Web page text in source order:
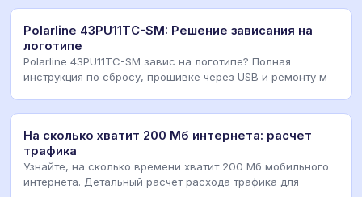
Polarline 43PU11TC-SM: Решение зависания на
логотипе
Polarline 43PU11TC-SM завис на логотипе? Полная
инструкция по сбросу, прошивке через USB и ремонту м
На сколько хватит 200 Мб интернета: расчет
трафика
Узнайте, на сколько времени хватит 200 Мб мобильного
интернета. Детальный расчет расхода трафика для